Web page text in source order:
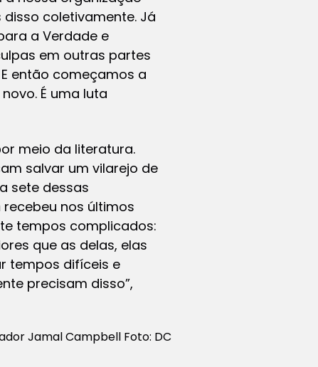
coletivamente. Já
a Verdade e
em outras partes
então começamos a
É uma luta
meio da literatura.
salvar um vilarejo de
sete dessas
nos últimos
tempos complicados:
que as delas, elas
tempos difíceis e
precisam disso”,
Jamal Campbell Foto: DC